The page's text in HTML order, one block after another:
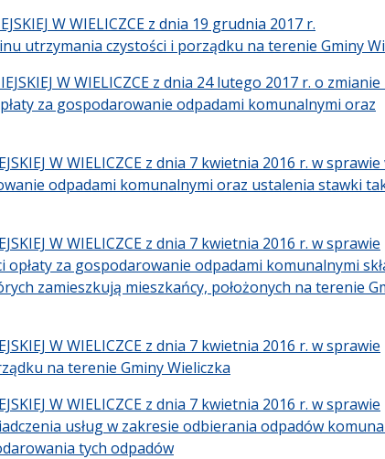
W WIELICZCE z dnia 19 grudnia 2017 r.
utrzymania czystości i porządku na terenie Gminy
W WIELICZCE z dnia 24 lutego 2017 r. o zmianie
za gospodarowanie odpadami komunalnymi oraz
W WIELICZCE z dnia 7 kwietnia 2016 r. w
odpadami komunalnymi oraz ustalenia stawki
W WIELICZCE z dnia 7 kwietnia 2016 r. w sprawie
za gospodarowanie odpadami komunalnymi
zamieszkują mieszkańcy, położonych na terenie
W WIELICZCE z dnia 7 kwietnia 2016 r. w sprawie
na terenie Gminy Wieliczka
W WIELICZCE z dnia 7 kwietnia 2016 r. w sprawie
usług w zakresie odbierania odpadów
tych odpadów